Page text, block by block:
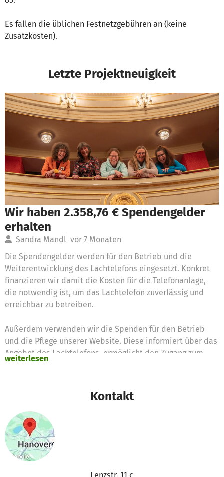
Es fallen die üblichen Festnetzgebühren an (keine
Zusatzkosten).
Letzte Projektneuigkeit
Wir haben 2.358,76 € Spendengelder
erhalten
Sandra Mandl vor 7 Monaten
Die Spendengelder werden für den Betrieb und die
Weiterentwicklung des Lachtelefons eingesetzt. Konkret
finanzieren wir damit die Kosten für die Telefonanlage,
die notwendig ist, um das Lachtelefon zuverlässig und
erreichbar zu betreiben.
Außerdem verwenden wir die Spenden für den Betrieb
und die Pflege unserer Website. Diese informiert über das
Angebot des Lachtelefons, ermöglicht den Zugang zum
Mit Deiner Spende trägst Du dazu bei, dass das
Lachtelefon dauerhaft bestehen kann und Menschen
Momente der Freude und des Lachens geschenkt werden.
weiterlesen
Kontakt